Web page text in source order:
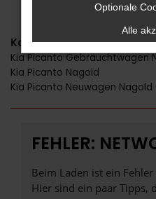
Kategorie
Kia Picanto Gebrauchtwagen
Kia Picanto Nagold
Kia Picanto Neuwagen Nagold
FEHLER:
Beim Laden ist ein
Hier sind ein paar Tipps,
Optionale
Alle